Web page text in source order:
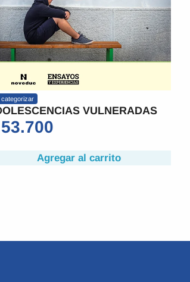
categorizar
VULNERADAS
53.700
Agregar al carrito